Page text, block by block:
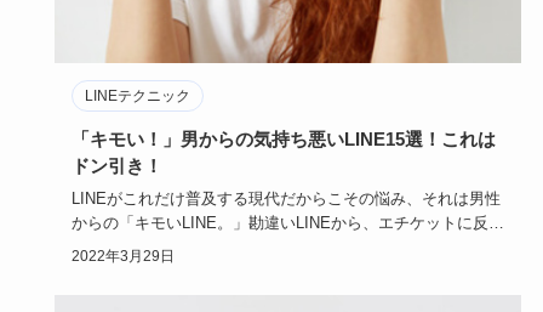
LINEテクニック
「キモい！」男からの気持ち悪いLINE15選！これは
ドン引き！
LINEがこれだけ普及する現代だからこその悩み、それは男性
からの「キモいLINE。」勘違いLINEから、エチケットに反す
る…
2022年3月29日